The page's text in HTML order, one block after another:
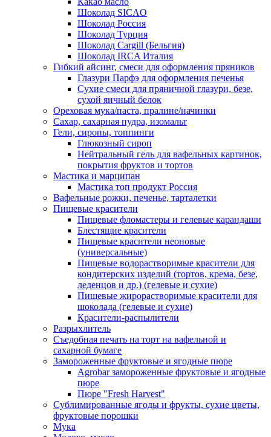
Шоколад SICAO
Шоколад Россия
Шоколад Турция
Шоколад Cargill (Бельгия)
Шоколад IRCA Италия
Гибкий айсинг, смеси для оформления пряников
Глазури Парфэ для оформления печенья
Сухие смеси для пряничной глазури, безе,
сухой яичный белок
Ореховая мука/паста, пралине/начинки
Сахар, сахарная пудра, изомальт
Гели, сиропы, топпинги
Глюкозный сироп
Нейтральный гель для вафельных картинок,
покрытия фруктов и тортов
Мастика и марципан
Мастика топ продукт Россия
Вафельные рожки, печенье, тарталетки
Пищевые красители
Пищевые фломастеры и гелевые карандаши
Блестящие красители
Пищевые красители неоновые
(универсальные)
Пищевые водорастворимые красители для
кондитерских изделий (тортов, крема, безе,
леденцов и др.) (гелевые и сухие)
Пищевые жирорастворимые красители для
шоколада (гелевые и сухие)
Красители-распылители
Разрыхлитель
Съедобная печать на торт на вафельной и
сахарной бумаге
Замороженные фруктовые и ягодные пюре
Agrobar замороженные фруктовые и ягодные
пюре
Пюре "Fresh Harvest"
Сублимированные ягоды и фрукты, сухие цветы,
фруктовые порошки
Мука